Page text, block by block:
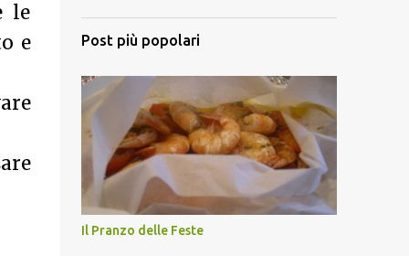
le
e
Post più popolari
Il Pranzo delle Feste